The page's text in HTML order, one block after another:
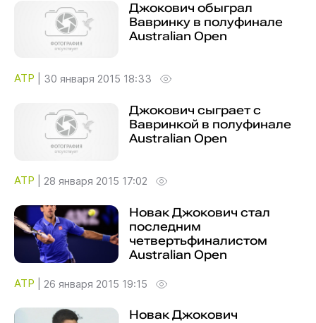
Джокович обыграл
Вавринку в полуфинале
Australian Open
ATP 30 января 2015 18:33
Джокович сыграет с
Вавринкой в полуфинале
Australian Open
ATP 28 января 2015 17:02
Новак Джокович стал
последним
четвертьфиналистом
Australian Open
ATP 26 января 2015 19:15
Новак Джокович